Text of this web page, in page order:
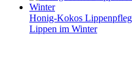
Honig-Kokos
Lippen im Winter